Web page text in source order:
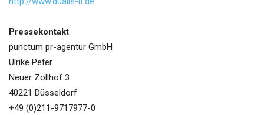
Pressekontakt
punctum pr-agentur GmbH
Ulrike Peter
Neuer Zollhof 3
40221 Düsseldorf
+49 (0)211-9717977-0